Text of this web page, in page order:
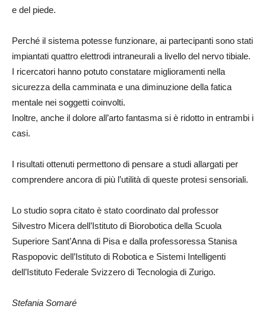
e del piede.
Perché il sistema potesse funzionare, ai partecipanti sono stati
impiantati quattro elettrodi intraneurali a livello del nervo tibiale.
I ricercatori hanno potuto constatare miglioramenti nella
sicurezza della camminata e una diminuzione della fatica
mentale nei soggetti coinvolti.
Inoltre, anche il dolore all’arto fantasma si è ridotto in entrambi i
casi.
I risultati ottenuti permettono di pensare a studi allargati per
comprendere ancora di più l’utilità di queste protesi sensoriali.
Lo studio sopra citato è stato coordinato dal professor
Silvestro Micera dell’Istituto di Biorobotica della Scuola
Superiore Sant’Anna di Pisa e dalla professoressa Stanisa
Raspopovic dell’Istituto di Robotica e Sistemi Intelligenti
dell’Istituto Federale Svizzero di Tecnologia di Zurigo.
Stefania Somaré